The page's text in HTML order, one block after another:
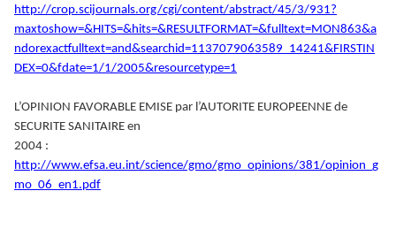
http://crop.scijournals.org/cgi/content/abstract/45/3/931?
maxtoshow=&HITS=&hits=&RESULTFORMAT=&fulltext=MON863&a
ndorexactfulltext=and&searchid=1137079063589_14241&FIRSTIN
DEX=0&fdate=1/1/2005&resourcetype=1
L’OPINION FAVORABLE EMISE par l’AUTORITE EUROPEENNE de
SECURITE SANITAIRE en
2004 :
http://www.efsa.eu.int/science/gmo/gmo_opinions/381/opinion_g
mo_06_en1.pdf